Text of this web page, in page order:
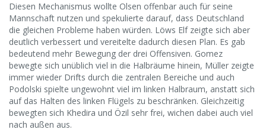
Diesen Mechanismus wollte Olsen offenbar auch für seine
Mannschaft nutzen und spekulierte darauf, dass Deutschland
die gleichen Probleme haben würden. Löws Elf zeigte sich aber
deutlich verbessert und vereitelte dadurch diesen Plan. Es gab
bedeutend mehr Bewegung der drei Offensiven. Gomez
bewegte sich unüblich viel in die Halbräume hinein, Müller zeigte
immer wieder Drifts durch die zentralen Bereiche und auch
Podolski spielte ungewohnt viel im linken Halbraum, anstatt sich
auf das Halten des linken Flügels zu beschränken. Gleichzeitig
bewegten sich Khedira und Özil sehr frei, wichen dabei auch viel
nach außen aus.